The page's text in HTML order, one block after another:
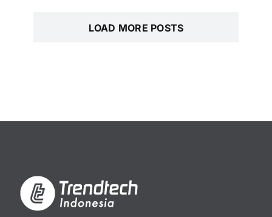
LOAD MORE POSTS